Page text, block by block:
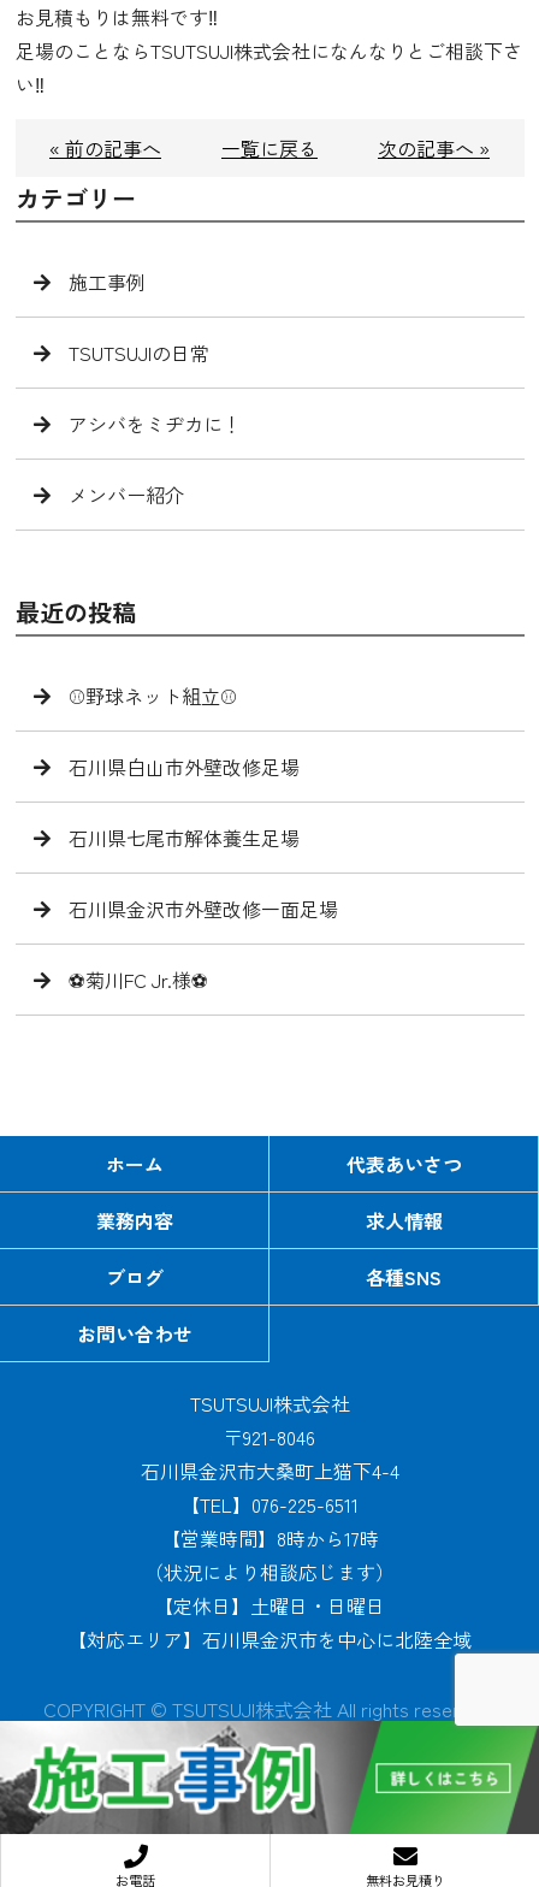
お見積もりは無料です‼️
足場のことならTSUTSUJI株式会社になんなりとご相談下さ
い‼️
« 前の記事へ 一覧に戻る 次の記事へ »
カテゴリー
施工事例
TSUTSUJIの日常
アシバをミヂカに！
メンバー紹介
最近の投稿
⚾️野球ネット組立⚾️
石川県白山市外壁改修足場
石川県七尾市解体養生足場
石川県金沢市外壁改修一面足場
⚽️菊川FC Jr.様⚽️
ホーム
代表あいさつ
業務内容
求人情報
ブログ
各種SNS
お問い合わせ
TSUTSUJI株式会社
〒921-8046
石川県金沢市大桑町上猫下4-4
【TEL】076-225-6511
【営業時間】8時から17時
（状況により相談応じます）
【定休日】土曜日・日曜日
【対応エリア】石川県金沢市を中心に北陸全域
COPYRIGHT © TSUTSUJI株式会社 All rights reserved.
お電話 無料お見積り